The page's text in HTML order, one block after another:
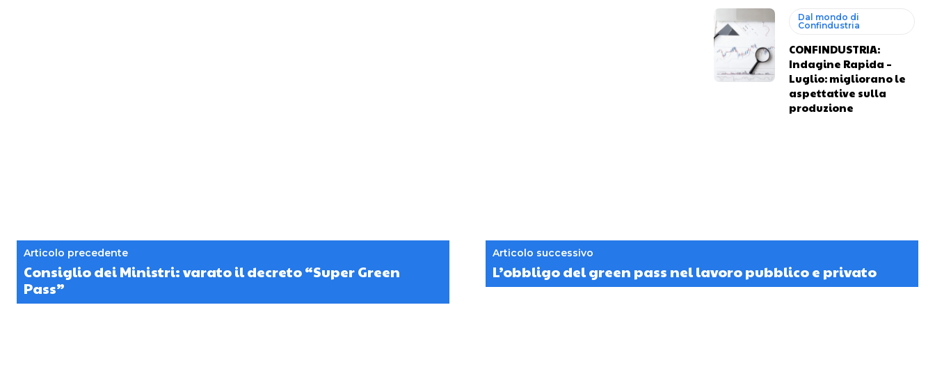
Dal mondo di
Confindustria
CONFINDUSTRIA:
Indagine Rapida –
Luglio: migliorano le
aspettative sulla
produzione
Articolo precedente
Consiglio dei Ministri: varato il decreto “Super Green
Pass”
Articolo successivo
L’obbligo del green pass nel lavoro pubblico e privato